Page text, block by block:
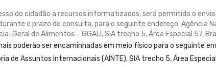
do cidadão a recursos informatizados, será permitido o
o prazo de consulta, para o seguinte endereço: Agência
Geral de Alimentos – GGALI, SIA trecho 5, Área Especial 57,
poderão ser encaminhadas em meio físico para o seguinte
de Assuntos Internacionais (AINTE), SIA trecho 5, Área